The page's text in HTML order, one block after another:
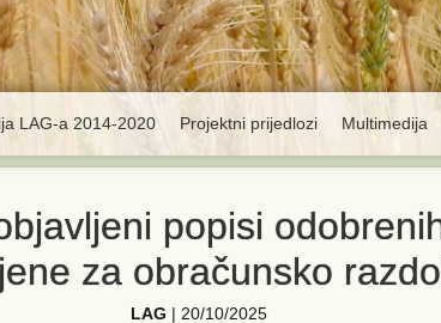
LAG-a 2014-2020 Projektni prijedlozi Multimedija
popisi
za obračunsko
LAG | 20/10/2025